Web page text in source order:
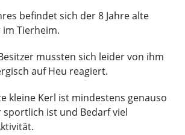
befindet sich der 8 Jahre alte
im Tierheim.
mussten sich leider von ihm
auf Heu reagiert.
kleine Kerl ist mindestens genauso
ist und Bedarf viel